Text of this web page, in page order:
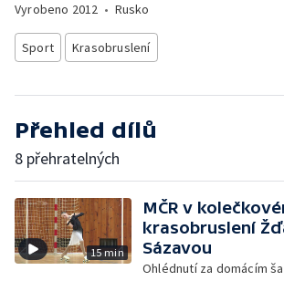
Vyrobeno 2012 • Rusko
Sport Krasobruslení
Přehled dílů
8 přehratelných
15 min
MČR v
krasobruslení
Sázavou
Ohlédnutí za domácím